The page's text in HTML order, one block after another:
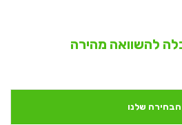
להשוואה מהירה
הבחירה שלנו